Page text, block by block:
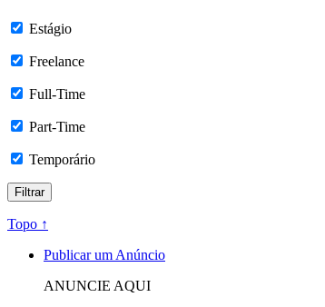
Estágio
Freelance
Full-Time
Part-Time
Temporário
Topo ↑
Publicar um Anúncio
ANUNCIE AQUI